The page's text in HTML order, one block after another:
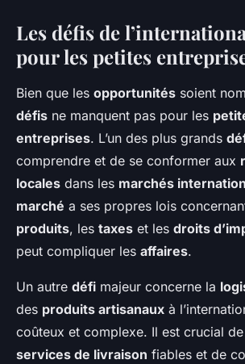
Les défis de
pour les petites
Bien que les opportunités soient
défis ne manquent pas pour les
entreprises. L’un des plus grands
comprendre et de se conformer aux
locales dans les marchés
marché a ses propres lois
produits, les taxes et les droits
peut compliquer les affaires.
Un autre défi majeur concerne la
des produits artisanaux à
coûteux et complexe. Il est crucial
services de livraison fiables et de